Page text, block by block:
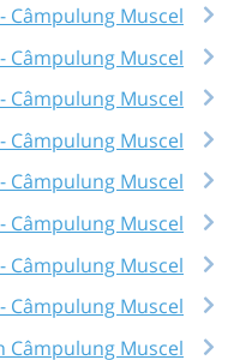
Câmpulung Muscel
Câmpulung Muscel
Câmpulung Muscel
Câmpulung Muscel
Muscel
Câmpulung Muscel
Câmpulung Muscel
Câmpulung Muscel
Câmpulung Muscel